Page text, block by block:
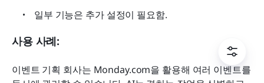
일부 기능은 추가 설정이 필요함.
사용 사례:
이벤트 기획 회사는 Monday.com을 활용해 여러 이벤트를